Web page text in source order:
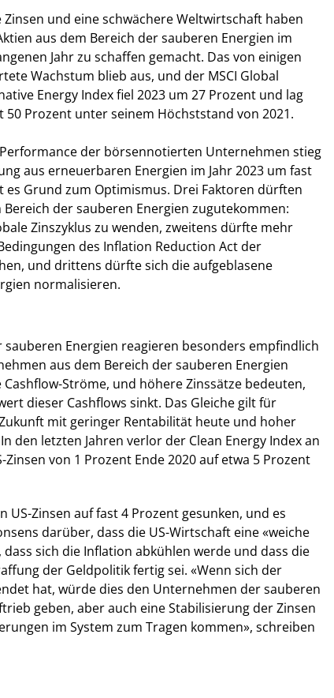
Zinsen und eine schwächere Weltwirtschaft haben
aus dem Bereich der sauberen Energien im
Jahr zu schaffen gemacht. Das von einigen
Wachstum blieb aus, und der MSCI Global
Energy Index fiel 2023 um 27 Prozent und lag
50 Prozent unter seinem Höchststand von 2021.
der börsennotierten Unternehmen stieg
aus erneuerbaren Energien im Jahr 2023 um fast
es Grund zum Optimismus. Drei Faktoren dürften
der sauberen Energien zugutekommen:
Zinszyklus zu wenden, zweitens dürfte mehr
des Inflation Reduction Act der
und drittens dürfte sich die aufgeblasene
normalisieren.
sauberen Energien reagieren besonders empfindlich
aus dem Bereich der sauberen Energien
Ströme, und höhere Zinssätze bedeuten,
dieser Cashflows sinkt. Das Gleiche gilt für
mit geringer Rentabilität heute und hoher
den letzten Jahren verlor der Clean Energy Index an
Zinsen von 1 Prozent Ende 2020 auf etwa 5 Prozent
US-Zinsen auf fast 4 Prozent gesunken, und es
darüber, dass die US-Wirtschaft eine «weiche
sich die Inflation abkühlen werde und dass die
der Geldpolitik fertig sei. «Wenn sich der
hat, würde dies den Unternehmen der sauberen
geben, aber auch eine Stabilisierung der Zinsen
im System zum Tragen kommen», schreiben